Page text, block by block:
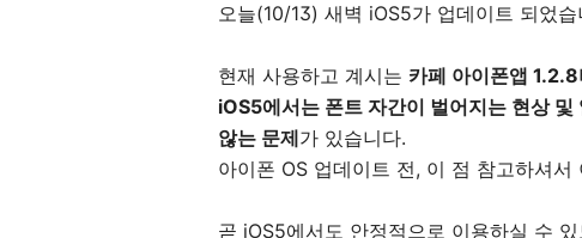
오늘(10/13) 새벽 iOS5가 업데이트 되었습
현재 사용하고 계시는 카페 아이폰앱
iOS5에서는 폰트 자간이 벌어지는 현상
않는 문제가 있습니다.
아이폰 OS 업데이트 전, 이 점 참고하셔
곧 iOS5에서도 안정적으로 이용하실 수